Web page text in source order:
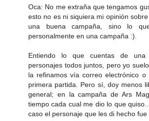
Oca: No me extraña que tengamos
esto no es ni siquiera mi opinión
una buena campaña, sino lo
personalmente en una campaña :).
Entiendo lo que cuentas de
personajes todos juntos, pero yo
la refinamos vía correo electrónico
primera partida. Pero sí, doy menos
general; en la campaña de Ars
tiempo cada cual me dio lo que
caso el personaje que les di hecho fue